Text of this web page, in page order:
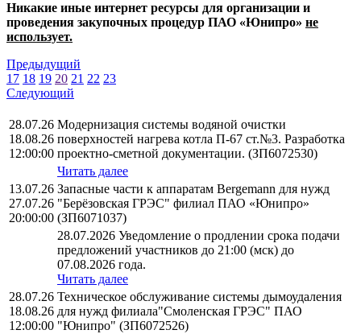
Никакие иные интернет ресурсы для организации и
проведения закупочных процедур ПАО «Юнипро» не
использует.
Предыдущий
17 18 19 20 21 22 23
Следующий
28.07.26
18.08.26
12:00:00
Модернизация системы водяной очистки
поверхностей нагрева котла П-67 ст.№3. Разработка
проектно-сметной документации. (ЗП6072530)
Читать далее
13.07.26
27.07.26
20:00:00
Запасные части к аппаратам Bergemann для нужд
"Берёзовская ГРЭС" филиал ПАО «Юнипро»
(ЗП6071037)
28.07.2026 Уведомление о продлении срока подачи
предложений участников до 21:00 (мск) до
07.08.2026 года.
Читать далее
28.07.26
18.08.26
12:00:00
Техническое обслуживание системы дымоудаления
для нужд филиала"Смоленская ГРЭС" ПАО
"Юнипро" (ЗП6072526)